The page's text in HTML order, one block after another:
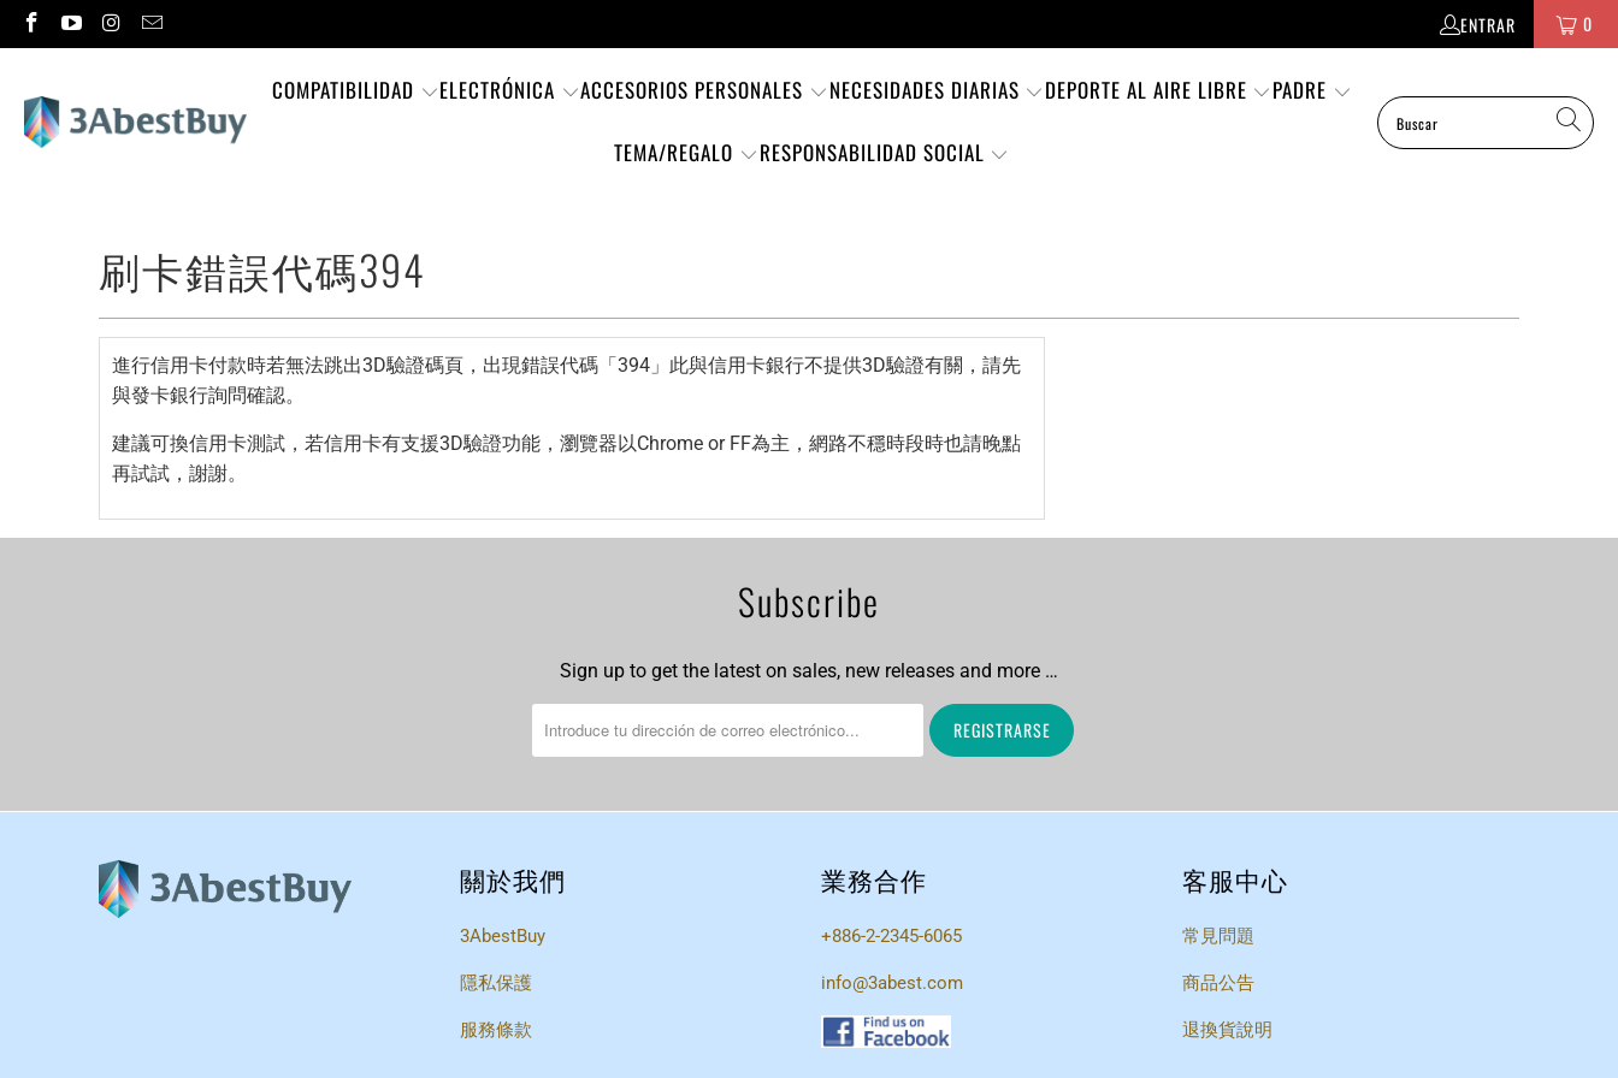
ENTRAR 0
COMPATIBILIDAD ELECTRÓNICA ACCESORIOS PERSONALES NECESIDADES DIARIAS DEPORTE AL AIRE LIBRE PADRE
TEMA/REGALO RESPONSABILIDAD SOCIAL
刷卡錯誤代碼394
進行信用卡付款時若無法跳出3D驗證碼頁，出現錯誤代碼「394」此與信用卡銀行不提供3D驗證有關，請先
與發卡銀行詢問確認。
建議可換信用卡測試，若信用卡有支援3D驗證功能，瀏覽器以Chrome or FF為主，網路不穩時段時也請晚點
再試試，謝謝。
Subscribe
Sign up to get the latest on sales, new releases and more …
關於我們
3AbestBuy
隱私保護
服務條款
業務合作
+886-2-2345-6065
info@3abest.com
客服中心
常見問題
商品公告
退換貨說明